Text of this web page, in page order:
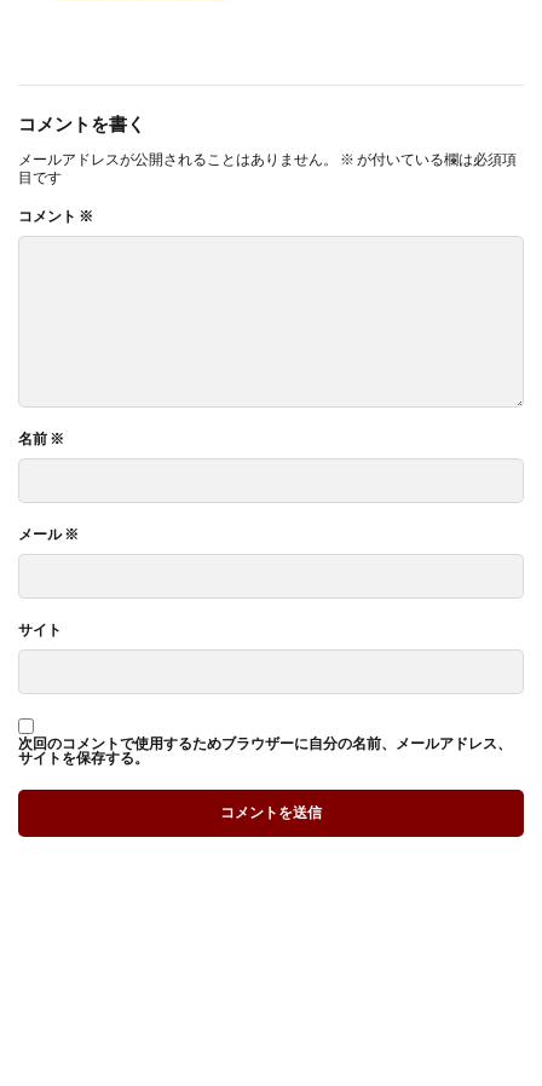
コメントを書く
メールアドレスが公開されることはありません。 ※ が付いている欄は必須項
目です
コメント ※
名前 ※
メール※
サイト
次回のコメントで使用するためブラウザーに自分の名前、メールアドレス、
サイトを保存する。